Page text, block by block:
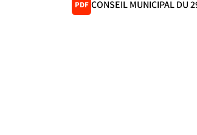
PDF CONSEIL MUNICIPAL DU